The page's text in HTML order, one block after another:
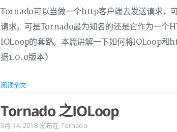
Tornado可以当做一个http客户端去发送请求，
请求。可是Tornado最为知名的还是它作为一个
IOLoop的套路。本篇讲解一下如何将IOLoop和
据1.0.0版本)
阅读全文
Tornado 之IOLoop
3月 14, 2018 发布在 Tornado